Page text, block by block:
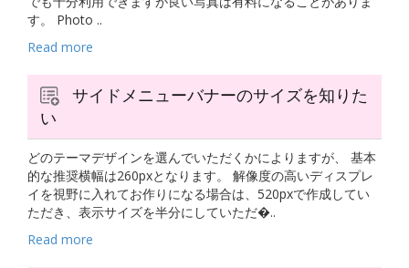
す。 Photo ..
Read more
サイドメニューバナーのサイズを知りた
い
どのテーマデザインを選んでいただくかによりますが、 基本
的な推奨横幅は260pxとなります。 解像度の高いディスプレ
イを視野に入れてお作りになる場合は、520pxで作成してい
ただき、表示サイズを半分にしていただ�..
Read more